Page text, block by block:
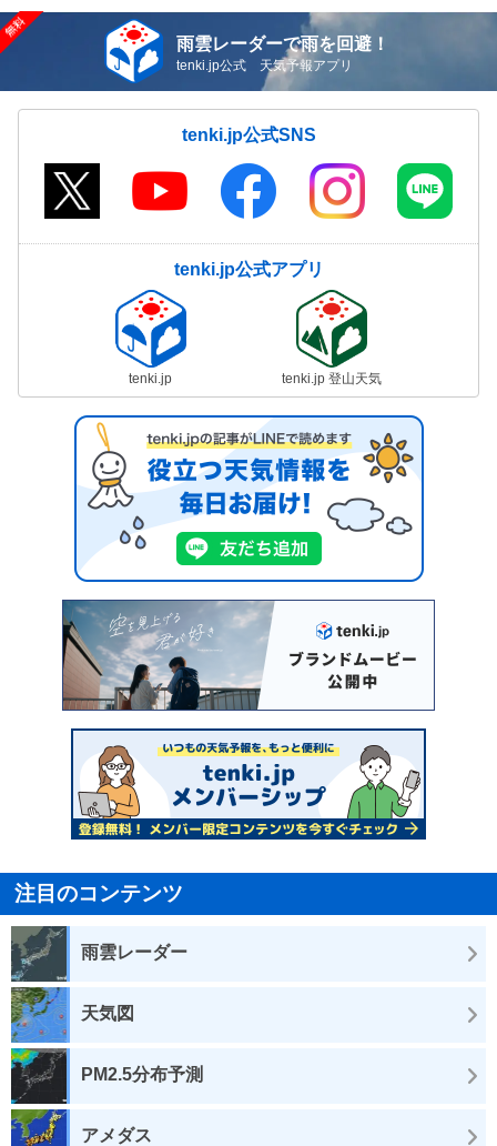
雨雲レーダーで雨を回避！
tenki.jp公式 天気予報アプリ
tenki.jp公式SNS
tenki.jp公式アプリ
tenki.jp tenki.jp 登山天気
注目のコンテンツ
雨雲レーダー
天気図
PM2.5分布予測
アメダス